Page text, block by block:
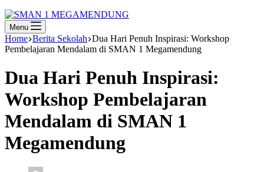
Menu
Home Berita Sekolah Dua Hari Penuh Inspirasi: Workshop
Pembelajaran Mendalam di SMAN 1 Megamendung
Dua Hari Penuh Inspirasi:
Workshop Pembelajaran
Mendalam di SMAN 1
Megamendung